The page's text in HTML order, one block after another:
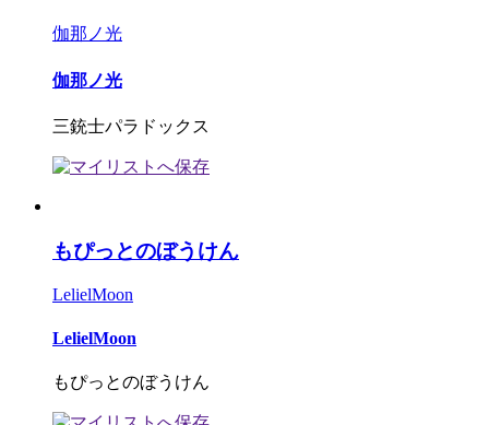
伽那ノ光
伽那ノ光
三銃士パラドックス
もぴっとのぼうけん
LelielMoon
LelielMoon
もぴっとのぼうけん